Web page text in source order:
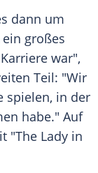
dann um
großes
war",
Teil: "Wir
spielen, in der
habe." Auf
"The Lady in